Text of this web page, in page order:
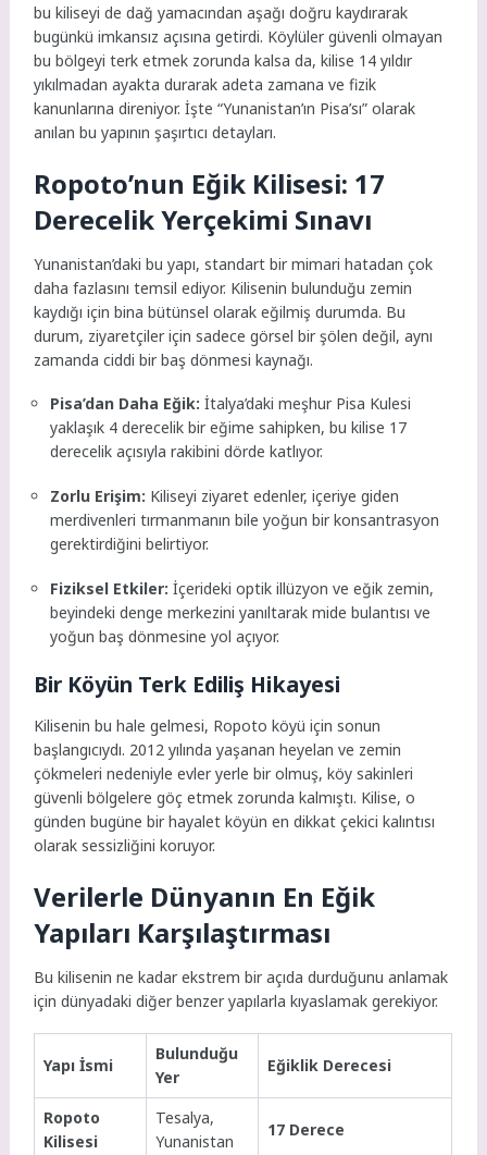
bu kiliseyi de dağ yamacından aşağı doğru kaydırarak
bugünkü imkansız açısına getirdi. Köylüler güvenli olmayan
bu bölgeyi terk etmek zorunda kalsa da, kilise 14 yıldır
yıkılmadan ayakta durarak adeta zamana ve fizik
kanunlarına direniyor. İşte “Yunanistan’ın Pisa’sı” olarak
anılan bu yapının şaşırtıcı detayları.
Ropoto’nun Eğik Kilisesi: 17
Derecelik Yerçekimi Sınavı
Yunanistan’daki bu yapı, standart bir mimari hatadan çok
daha fazlasını temsil ediyor. Kilisenin bulunduğu zemin
kaydığı için bina bütünsel olarak eğilmiş durumda. Bu
durum, ziyaretçiler için sadece görsel bir şölen değil, aynı
zamanda ciddi bir baş dönmesi kaynağı.
Pisa’dan Daha Eğik: İtalya’daki meşhur Pisa Kulesi
yaklaşık 4 derecelik bir eğime sahipken, bu kilise 17
derecelik açısıyla rakibini dörde katlıyor.
Zorlu Erişim: Kiliseyi ziyaret edenler, içeriye giden
merdivenleri tırmanmanın bile yoğun bir konsantrasyon
gerektirdiğini belirtiyor.
Fiziksel Etkiler: İçerideki optik illüzyon ve eğik zemin,
beyindeki denge merkezini yanıltarak mide bulantısı ve
yoğun baş dönmesine yol açıyor.
Bir Köyün Terk Ediliş Hikayesi
Kilisenin bu hale gelmesi, Ropoto köyü için sonun
başlangıcıydı. 2012 yılında yaşanan heyelan ve zemin
çökmeleri nedeniyle evler yerle bir olmuş, köy sakinleri
güvenli bölgelere göç etmek zorunda kalmıştı. Kilise, o
günden bugüne bir hayalet köyün en dikkat çekici kalıntısı
olarak sessizliğini koruyor.
Verilerle Dünyanın En Eğik
Yapıları Karşılaştırması
Bu kilisenin ne kadar ekstrem bir açıda durduğunu anlamak
için dünyadaki diğer benzer yapılarla kıyaslamak gerekiyor.
Yapı İsmi
Bulunduğu
Yer
Eğiklik Derecesi
Ropoto
Kilisesi
Tesalya,
Yunanistan
17 Derece